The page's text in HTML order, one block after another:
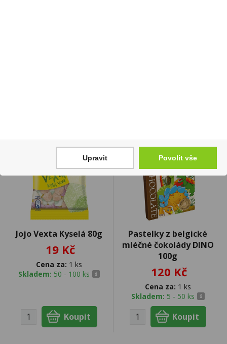
Jojo Vexta Kyselá 80g
19 Kč
Cena za: 1 ks
Skladem: 50 - 100 ks
Pastelky z belgické
mléčné čokolády DINO
100g
120 Kč
Cena za: 1 ks
Skladem: 5 - 50 ks
Upravit Povolit vše